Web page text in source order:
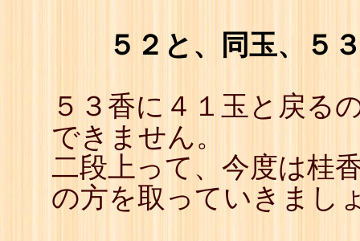
５２と、同玉、５
５３香に４１玉と戻る
できません。
二段上って、今度は桂
の方を取っていきまし